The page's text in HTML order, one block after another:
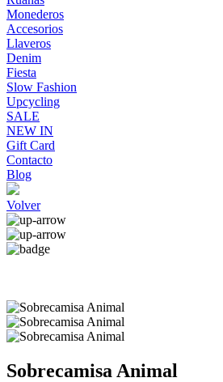
Monederos
Accesorios
Llaveros
Denim
Fiesta
Slow Fashion
Upcycling
SALE
NEW IN
Gift Card
Contacto
Blog
Volver
Sobrecamisa Animal